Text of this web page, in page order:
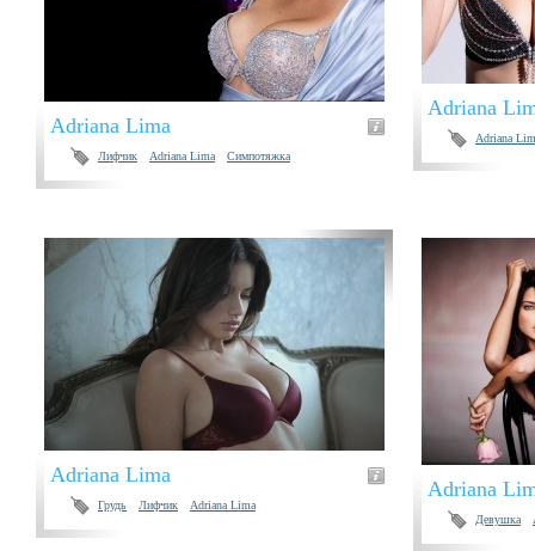
Adriana Lima
Лифчик Adriana Lima Симпотяжка
Adriana
Adriana
Adriana Lima
Грудь Лифчик Adriana Lima
Adriana
Девушка